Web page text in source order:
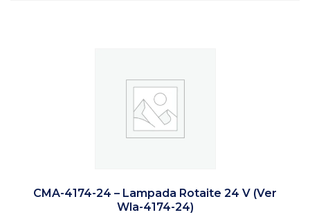
CMA-4174-24 – Lampada Rotaite 24 V (Ver
Wla-4174-24)